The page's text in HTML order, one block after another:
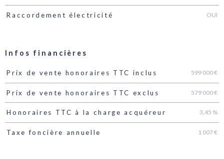
Raccordement électricité OUI
Infos financières
Caractéristiques Valeurs
Prix de vente honoraires TTC inclus 599 000 €
Prix de vente honoraires TTC exclus 579 000 €
Honoraires TTC à la charge acquéreur 3,45 %
Taxe foncière annuelle 1 007 €